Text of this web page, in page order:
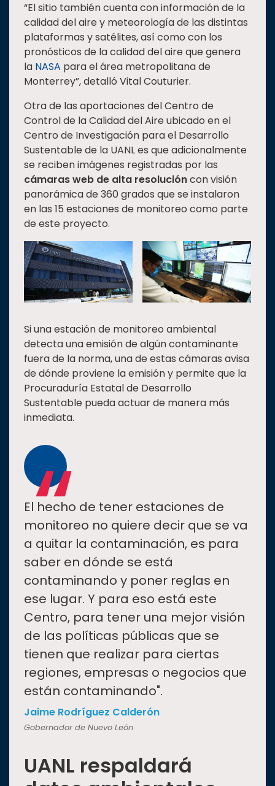
“El sitio también cuenta con información de la
calidad del aire y meteorología de las distintas
plataformas y satélites, así como con los
pronósticos de la calidad del aire que genera
la NASA para el área metropolitana de
Monterrey”, detalló Vital Couturier.
Otra de las aportaciones del Centro de
Control de la Calidad del Aire ubicado en el
Centro de Investigación para el Desarrollo
Sustentable de la UANL es que adicionalmente
se reciben imágenes registradas por las
cámaras web de alta resolucióncon visión
panorámica de 360 grados que se instalaron
en las 15 estaciones de monitoreo como parte
de este proyecto.
Si una estación de monitoreo ambiental
detecta una emisión de algún contaminante
fuera de la norma, una de estas cámaras avisa
de dónde proviene la emisión y permite que la
Procuraduría Estatal de Desarrollo
Sustentable pueda actuar de manera más
inmediata.
“
El hecho de tener estaciones de
monitoreo no quiere decir que se va
a quitar la contaminación, es para
saber en dónde se está
contaminando y poner reglas en
ese lugar. Y para eso está este
Centro, para tener una mejor visión
de las políticas públicas que se
tienen que realizar para ciertas
regiones, empresas o negocios que
están contaminando".
Jaime Rodríguez Calderón
Gobernador de Nuevo León
UANL respaldará